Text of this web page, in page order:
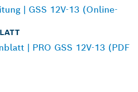
| GSS 12V-13 (Online-
| PRO GSS 12V-13 (PDF